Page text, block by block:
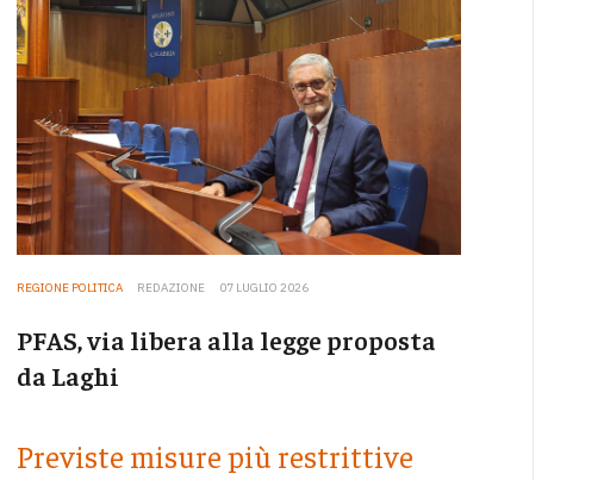
REGIONE POLITICA REDAZIONE 07 LUGLIO 2026
PFAS, via libera alla legge proposta
da Laghi
Previste misure più restrittive